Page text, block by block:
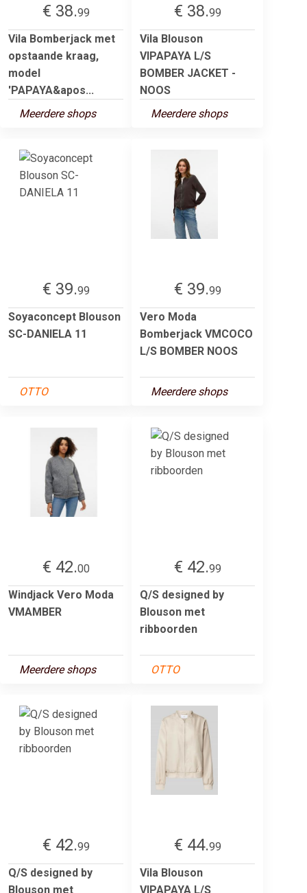
€ 38.99
Vila Bomberjack met
opstaande kraag,
model
'PAPAYA&apos...
Meerdere shops
€ 38.99
Vila Blouson
VIPAPAYA L/S
BOMBER JACKET -
NOOS
Meerdere shops
€ 39.99
Soyaconcept Blouson
SC-DANIELA 11
OTTO
€ 39.99
Vero Moda
Bomberjack VMCOCO
L/S BOMBER NOOS
Meerdere shops
€ 42.00
Windjack Vero Moda
VMAMBER
Meerdere shops
€ 42.99
Q/S designed by
Blouson met
ribboorden
OTTO
€ 42.99
Q/S designed by
Blouson met
€ 44.99
Vila Blouson
VIPAPAYA L/S